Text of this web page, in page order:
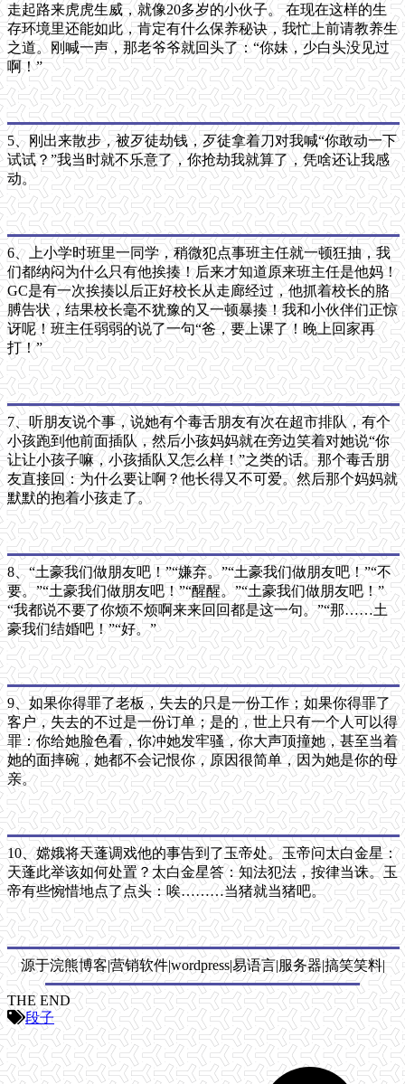
走起路来虎虎生威，就像20多岁的小伙子。 在现在这样的生
存环境里还能如此，肯定有什么保养秘诀，我忙上前请教养生
之道。刚喊一声，那老爷爷就回头了：“你妹，少白头没见过
啊！”
5、刚出来散步，被歹徒劫钱，歹徒拿着刀对我喊“你敢动一下
试试？”我当时就不乐意了，你抢劫我就算了，凭啥还让我感
动。
6、上小学时班里一同学，稍微犯点事班主任就一顿狂抽，我
们都纳闷为什么只有他挨揍！后来才知道原来班主任是他妈！
GC是有一次挨揍以后正好校长从走廊经过，他抓着校长的胳
膊告状，结果校长毫不犹豫的又一顿暴揍！我和小伙伴们正惊
讶呢！班主任弱弱的说了一句“爸，要上课了！晚上回家再
打！”
7、听朋友说个事，说她有个毒舌朋友有次在超市排队，有个
小孩跑到他前面插队，然后小孩妈妈就在旁边笑着对她说“你
让让小孩子嘛，小孩插队又怎么样！”之类的话。那个毒舌朋
友直接回：为什么要让啊？他长得又不可爱。然后那个妈妈就
默默的抱着小孩走了。
8、“土豪我们做朋友吧！”“嫌弃。”“土豪我们做朋友吧！”“不
要。”“土豪我们做朋友吧！”“醒醒。”“土豪我们做朋友吧！”
“我都说不要了你烦不烦啊来来回回都是这一句。”“那……土
豪我们结婚吧！”“好。”
9、如果你得罪了老板，失去的只是一份工作；如果你得罪了
客户，失去的不过是一份订单；是的，世上只有一个人可以得
罪：你给她脸色看，你冲她发牢骚，你大声顶撞她，甚至当着
她的面摔碗，她都不会记恨你，原因很简单，因为她是你的母
亲。
10、嫦娥将天蓬调戏他的事告到了玉帝处。玉帝问太白金星：
天蓬此举该如何处置？太白金星答：知法犯法，按律当诛。玉
帝有些惋惜地点了点头：唉………当猪就当猪吧。
源于浣熊博客|营销软件|wordpress|易语言|服务器|搞笑笑料|
THE END
段子